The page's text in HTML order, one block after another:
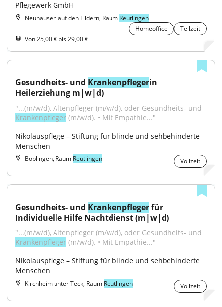
Pflegewerk GmbH
Neuhausen auf den Fildern, Raum Reutlingen
Homeoffice
Teilzeit
Von 25,00 € bis 29,00 €
Gesundheits- und Krankenpflegerin
Heilerziehung m|w|d)
Krankenpfleger (m/w/d). • Mit Empathie..."
Nikolauspflege – Stiftung für blinde und sehbehinderte
Menschen
Böblingen, Raum Reutlingen Vollzeit
Gesundheits- und Krankenpfleger für
Individuelle Hilfe Nachtdienst (m|w|d)
Krankenpfleger (m/w/d). • Mit Empathie..."
Nikolauspflege – Stiftung für blinde und sehbehinderte
Menschen
Kirchheim unter Teck, Raum Reutlingen Vollzeit